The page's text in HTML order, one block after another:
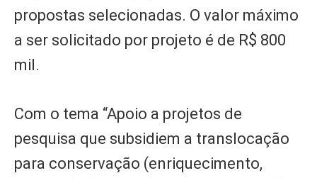
propostas selecionadas. O valor máximo
a ser solicitado por projeto é de R$ 800
mil.
Com o tema “Apoio a projetos de
pesquisa que subsidiem a translocação
para conservação (enriquecimento,